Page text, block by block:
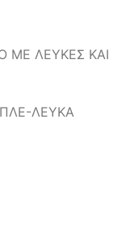
ΛΕΥΚΕΣ ΚΑΙ
ΛΕΥΚΑ